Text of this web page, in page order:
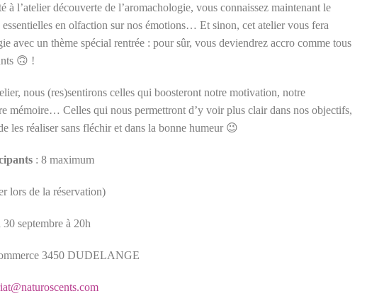
à l’atelier découverte de l’aromachologie, vous connaissez maintenant le
en olfaction sur nos émotions… Et sinon, cet atelier vous fera
avec un thème spécial rentrée : pour sûr, vous deviendrez accro comme tous
🙃 !
nous (res)sentirons celles qui boosteront notre motivation, notre
mémoire… Celles qui nous permettront d’y voir plus clair dans nos objectifs,
les réaliser sans fléchir et dans la bonne humeur 😉
: 8 maximum
lors de la réservation)
septembre à 20h
3450 DUDELANGE